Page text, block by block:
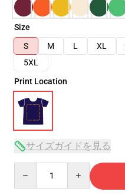
Size
S
M L XL
5XL
Print Location
サイズガイドを見る